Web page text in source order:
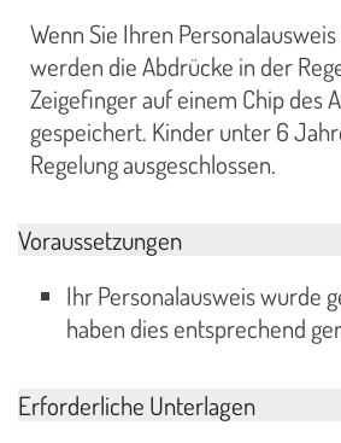
Wenn Sie Ihren
werden die Abdrücke in der
Zeigefinger auf einem Chip des
gespeichert. Kinder unter 6
Regelung ausgeschlossen.
Voraussetzungen
Ihr Personalausweis wurde
haben dies entsprechend
Erforderliche Unterlagen